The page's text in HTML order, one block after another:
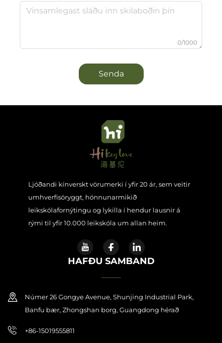
0/1000
Senda
Ljóðandi kínverskt vörumerki í yfir 20 ár, sem veitir
umhverfisöryggt, hönnunarmikið
leikskólafornýtingu og lykilla í hendur lausnir á
rými til yfir 10.000 leikskóla um allan heim.
HAFÐU SAMBAND
Númer 26 Gongye Avenue, Shunjing Industrial Park,
Banfu bær, Zhongshan borg, Guangdong hérað
+86-15019555811